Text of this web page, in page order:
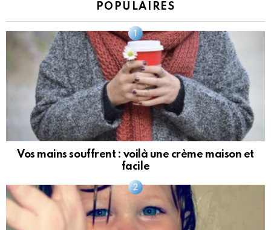
POPULAIRES
Vos mains souffrent : voilà une crème maison et
facile